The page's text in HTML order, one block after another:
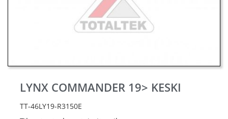
LYNX COMMANDER 19> KESKI
TT-46LY19-R3150E